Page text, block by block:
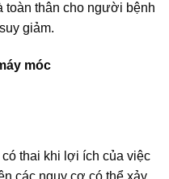
toàn thân cho người bệnh
giảm.
móc
thai khi lợi ích của việc
các nguy cơ có thể xảy